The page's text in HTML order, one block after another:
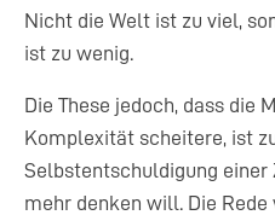
Nicht die Welt ist zu viel,
ist zu wenig.
Die These jedoch, dass die
Komplexität scheitere, ist
Selbstentschuldigung einer
mehr denken will. Die